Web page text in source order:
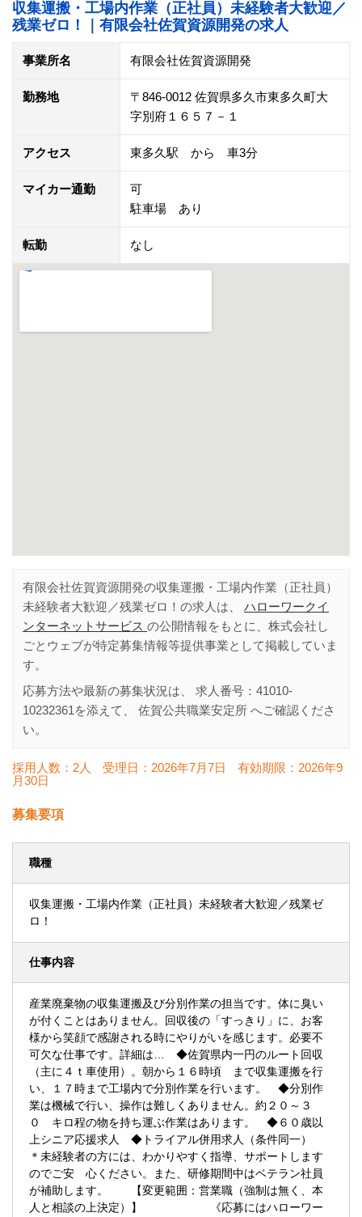
収集運搬・工場内作業（正社員）未経験者大歓迎／
残業ゼロ！｜有限会社佐賀資源開発の求人
事業所名 有限会社佐賀資源開発
勤務地
〒846-0012 佐賀県多久市東多久町大
字別府１６５７－１
アクセス 東多久駅 から 車3分
マイカー通勤
可
駐車場 あり
転勤 なし
有限会社佐賀資源開発の収集運搬・工場内作業（正社員）
未経験者大歓迎／残業ゼロ！の求人は、 ハローワークイ
ンターネットサービス の公開情報をもとに、株式会社し
ごとウェブが特定募集情報等提供事業として掲載していま
す。
応募方法や最新の募集状況は、 求人番号： 41010-
10232361 を添えて、 佐賀公共職業安定所 へご確認くださ
い。
採用人数：2人 受理日： 2026年7月7日 有効期限： 2026年9
月30日
募集要項
職種
収集運搬・工場内作業（正社員）未経験者大歓迎／残業ゼ
ロ！
仕事内容
産業廃棄物の収集運搬及び分別作業の担当です。体に臭い
が付くことはありません。回収後の「すっきり」に、お客
様から笑顔で感謝される時にやりがいを感じます。必要不
可欠な仕事です。詳細は… ◆佐賀県内一円のルート回収
（主に４ｔ車使用）。朝から１６時頃 まで収集運搬を行
い、１７時まで工場内で分別作業を行います。 ◆分別作
業は機械で行い、操作は難しくありません。約２０～３
０ キロ程の物を持ち運ぶ作業はあります。 ◆６０歳以
上シニア応援求人 ◆トライアル併用求人（条件同一）
＊未経験者の方には、わかりやすく指導、サポートします
のでご安 心ください。また、研修期間中はベテラン社員
が補助します。 【変更範囲：営業職（強制は無く、本
人と相談の上決定）】 《応募にはハローワー